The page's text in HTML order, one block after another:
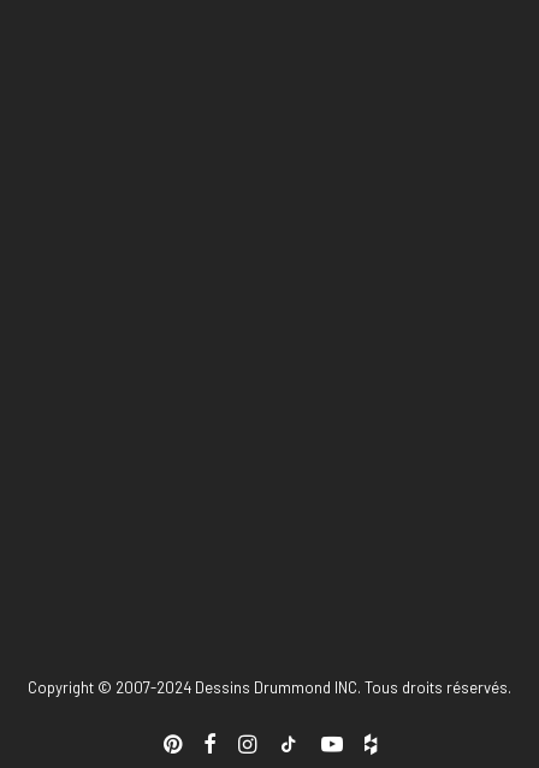
Copyright © 2007-2024 Dessins Drummond INC. Tous droits réservés.